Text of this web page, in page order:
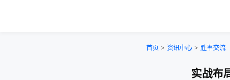
首页 > 资讯中心 > 胜率交流
实战布